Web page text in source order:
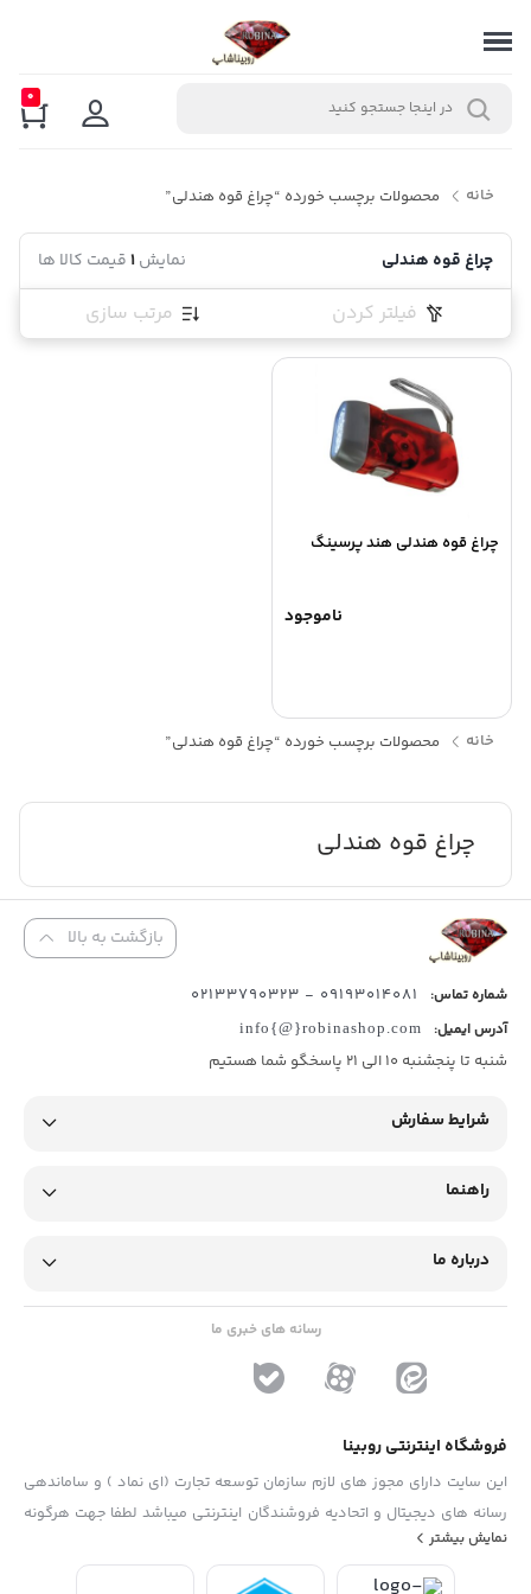
0
خانه محصولات برچسب خورده “چراغ قوه هندلی”
چراغ قوه هندلی نمایش1قیمت کالا ها
فیلتر کردن مرتب سازی
چراغ قوه هندلی هند پرسینگ
ناموجود
خانه محصولات برچسب خورده “چراغ قوه هندلی”
چراغ قوه هندلی
بازگشت به بالا
شماره تماس: 09193014081 - 02133790323
آدرس ایمیل: info{@}robinashop.com
شنبه تا پنجشنبه 10 الی 21 پاسخگو شما هستیم
شرایط سفارش
راهنما
درباره ما
رسانه های خبری ما
فروشگاه اینترنتی روبینا
این سایت دارای مجوز های لازم سازمان توسعه تجارت (ای نماد ) و ساماندهی
رسانه های دیجیتال و اتحادیه فروشندگان اینترنتی میباشد لطفا جهت هرگونه
پیشنهاد ، انتفاد و یا شکایات از فرم "تماس با ما" استفاده نمایید . تلفن های
نمایش بیشتر